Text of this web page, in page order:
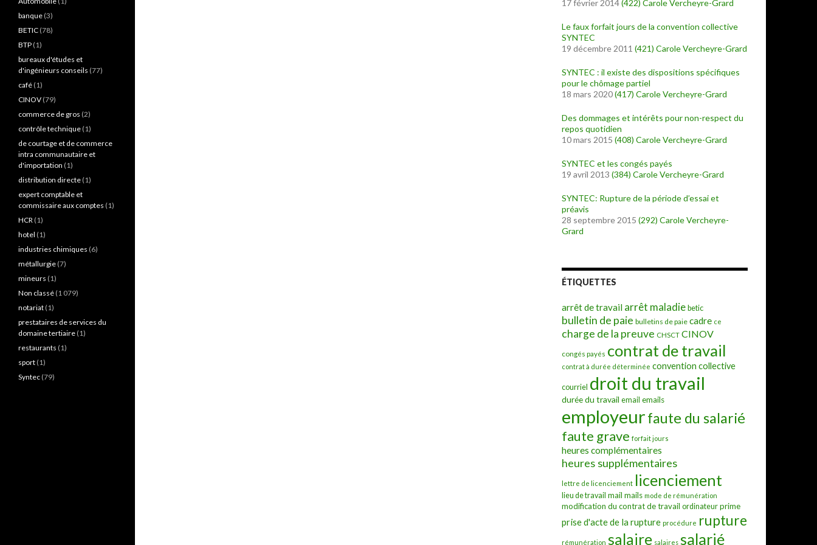
17 février 2014(422) Carole Vercheyre-Grard
Le faux forfait jours de la convention collective
SYNTEC
19 décembre 2011 (421) Carole Vercheyre-Grard
SYNTEC : il existe des dispositions spécifiques
pour le chômage partiel
18 mars 2020(417) Carole Vercheyre-Grard
Des dommages et intérêts pour non-respect du
repos quotidien
10 mars 2015 (408) Carole Vercheyre-Grard
SYNTEC et les congés payés
19 avril 2013 (384) Carole Vercheyre-Grard
SYNTEC: Rupture de la période d’essai et
préavis
28 septembre 2015 (292) Carole Vercheyre-
Grard
ÉTIQUETTES
arrêt de travail arrêt maladie betic
bulletin de paie bulletins de paie cadre ce
charge de la preuve CHSCT CINOV
congés payés contrat de travail
contrat à durée déterminée convention collective
courriel droit du travail
durée du travail email emails
employeurfaute du salarié
faute grave forfait jours
heures complémentaires
heures supplémentaires
lettre de licenciement licenciement
lieu de travail mail mails mode de rémunération
modification du contrat de travail ordinateur prime
prise d'acte de la rupture procédure rupture
rémunération salaire salaires salarié
banque (3)
BETIC (78)
BTP (1)
bureaux d'études et
d'ingénieurs conseils (77)
café (1)
CINOV (79)
commerce de gros (2)
contrôle technique (1)
de courtage et de commerce
intra communautaire et
d'importation (1)
distribution directe (1)
expert comptable et
commissaire aux comptes (1)
HCR (1)
hotel (1)
industries chimiques (6)
métallurgie (7)
mineurs (1)
Non classé (1 079)
notariat (1)
prestataires de services du
domaine tertiaire (1)
restaurants (1)
sport (1)
Syntec (79)